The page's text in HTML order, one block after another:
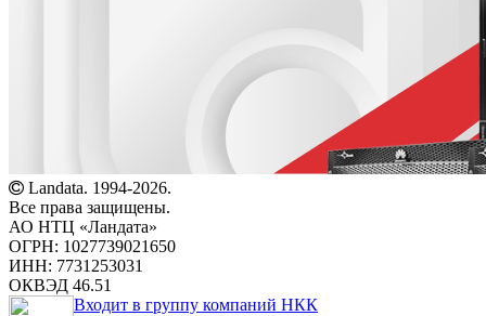
Landata. 1994-2026.
Все права защищены.
АО НТЦ «Ландата»
ОГРН: 1027739021650
ИНН: 7731253031
ОКВЭД 46.51
Входит в группу компаний НКК